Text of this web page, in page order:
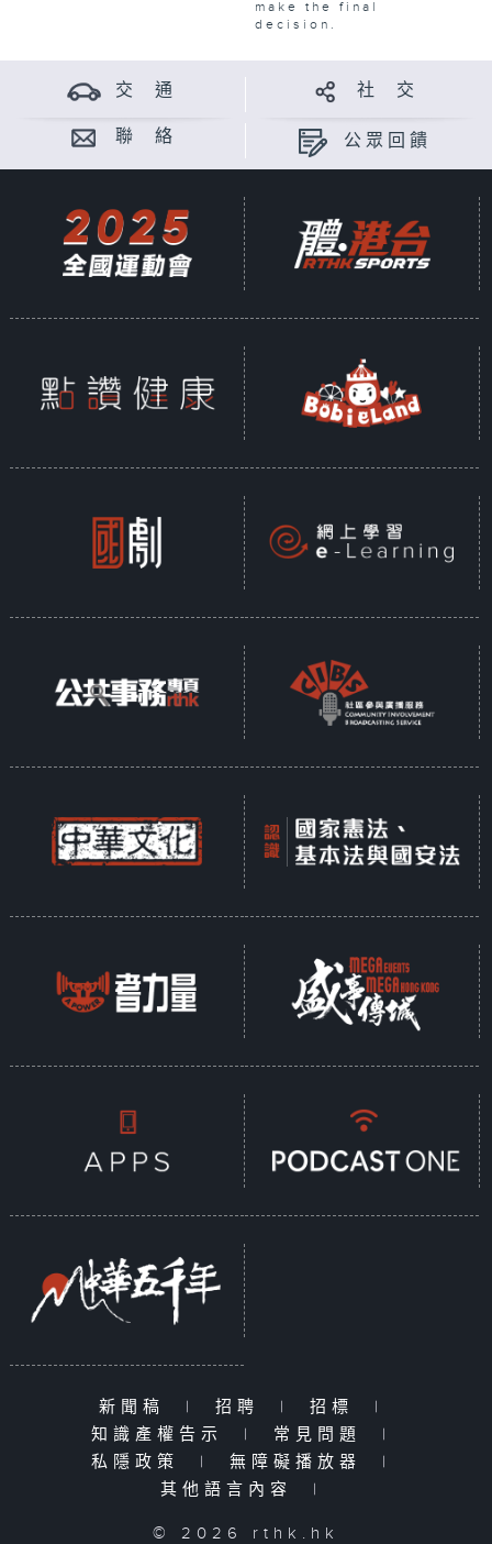
make the final
decision.
交 通 社 交
聯 絡 公眾回饋
新聞稿 | 招聘 | 招標
|
知識產權告示
| 常見問題
|
私隱政策
| 無障礙播放器
|
其他語言內容
|
© 2026 rthk.hk